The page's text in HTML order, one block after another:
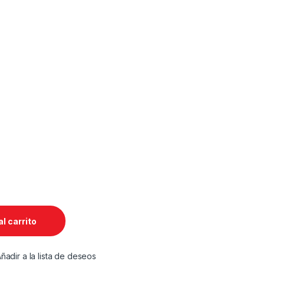
CE342AC cantidad
carrito
a la lista de deseos